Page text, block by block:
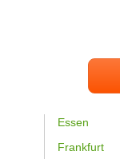
Essen
Frankfurt